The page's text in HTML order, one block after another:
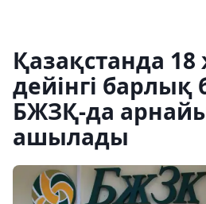
Қазақстанда 18
дейінгі барлық
БЖЗҚ-да
ашылады